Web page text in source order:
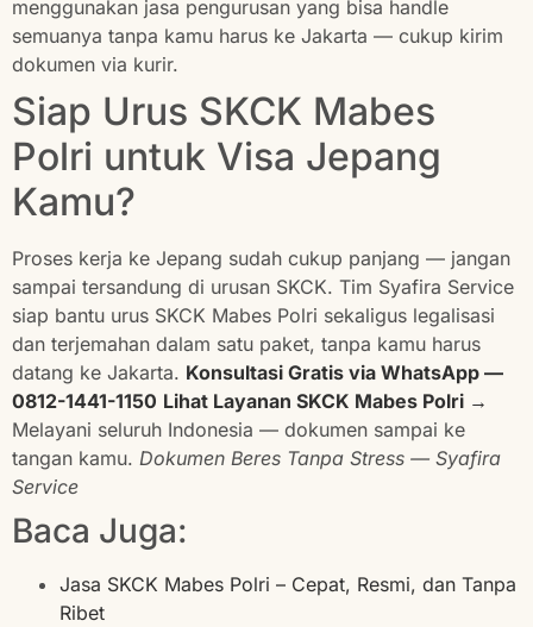
menggunakan jasa pengurusan yang bisa handle
semuanya tanpa kamu harus ke Jakarta — cukup kirim
dokumen via kurir.
Siap Urus SKCK Mabes
Polri untuk Visa Jepang
Kamu?
Proses kerja ke Jepang sudah cukup panjang — jangan
sampai tersandung di urusan SKCK. Tim Syafira Service
siap bantu urus SKCK Mabes Polri sekaligus legalisasi
dan terjemahan dalam satu paket, tanpa kamu harus
datang ke Jakarta. Konsultasi Gratis via WhatsApp —
0812-1441-1150 Lihat Layanan SKCK Mabes Polri →
Melayani seluruh Indonesia — dokumen sampai ke
tangan kamu. Dokumen Beres Tanpa Stress — Syafira
Service
Baca Juga:
Jasa SKCK Mabes Polri – Cepat, Resmi, dan Tanpa
Ribet